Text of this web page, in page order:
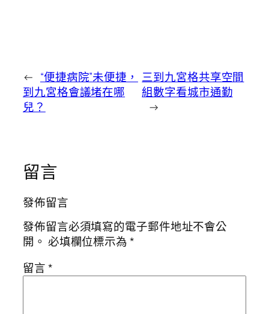
← “便捷病院”未便捷，
到九宮格會議堵在哪
兒？
三到九宮格共享空間
組數字看城市通勤
→
留言
發佈留言
發佈留言必須填寫的電子郵件地址不會公
開。 必填欄位標示為*
留言*